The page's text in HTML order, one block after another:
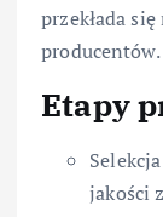
przekłada
producentów.
Etapy
jakości